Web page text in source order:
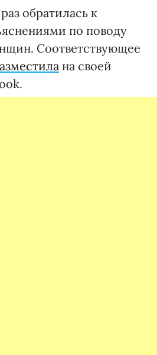
обратилась к
по поводу
Соответствующее
на своей